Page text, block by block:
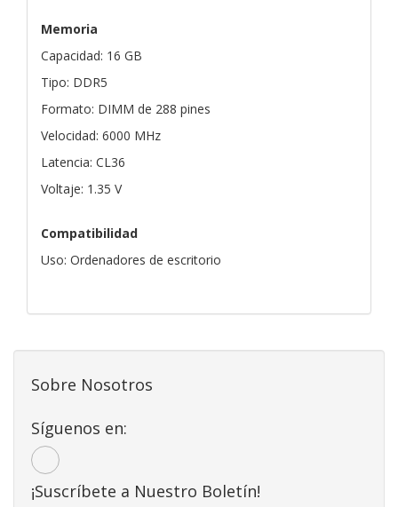
Memoria
Capacidad: 16 GB
Tipo: DDR5
Formato: DIMM de 288 pines
Velocidad: 6000 MHz
Latencia: CL36
Voltaje: 1.35 V
Compatibilidad
Uso: Ordenadores de escritorio
Sobre Nosotros
Síguenos en:
¡Suscríbete a Nuestro Boletín!